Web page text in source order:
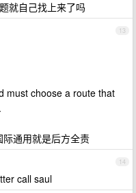
就自己找上来了吗
13
must choose a route that
通用就是后方全责
14
call saul